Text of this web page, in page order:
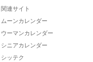
関連サイト
ムーンカレンダー
ウーマンカレンダー
シニアカレンダー
シッテク